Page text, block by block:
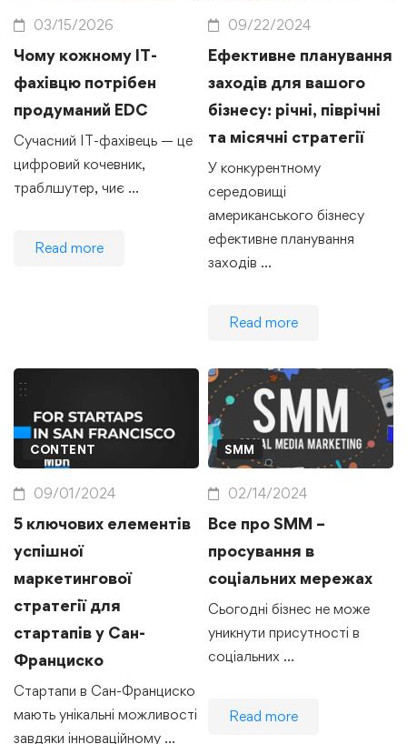
03/15/2026
Чому кожному IT-
фахівцю потрібен
продуманий EDC
Сучасний IT-фахівець — це
цифровий кочевник,
траблшутер, чиє …
Read more
09/22/2024
Ефективне планування
заходів для вашого
бізнесу: річні, піврічні
та місячні стратегії
У конкурентному
середовищі
американського бізнесу
ефективне планування
заходів …
Read more
CONTENT
09/01/2024
5 ключових елементів
успішної
маркетингової
стратегії для
стартапів у Сан-
Франциско
Стартапи в Сан-Франциско
мають унікальні можливості
завдяки інноваційному …
SMM
02/14/2024
Все про SMM –
просування в
соціальних мережах
Сьогодні бізнес не може
уникнути присутності в
соціальних …
Read more